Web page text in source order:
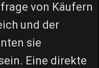
von Käufern
und der
sie
Eine direkte